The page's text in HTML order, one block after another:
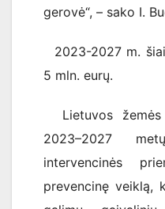
gerovė“, – sako I.
2023-2027 m.
5 mln. eurų.
Lietuvos
2023–2027
intervencinės
prevencinę veiklą,